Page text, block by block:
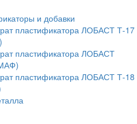
и добавки
пластификатора ЛОБАСТ Т-17
пластификатора ЛОБАСТ
пластификатора ЛОБАСТ Т-18